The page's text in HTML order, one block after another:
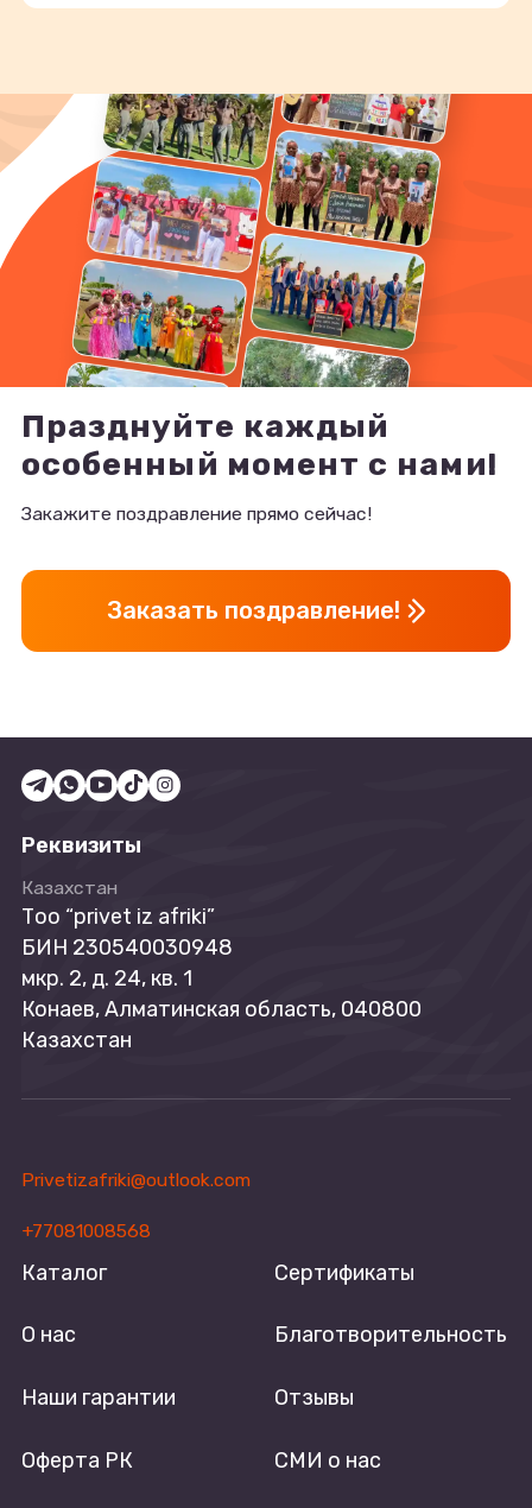
Празднуйте каждый
особенный момент с нами!
Закажите поздравление прямо сейчас!
Заказать поздравление!
Реквизиты
Казахстан
Tоо “privet iz afriki”
БИН 230540030948
мкр. 2, д. 24, кв. 1
Конаев, Алматинская область, 040800
Казахстан
Privetizafriki@outlook.com
+77081008568
Каталог Сертификаты
О нас Благотворительность
Наши гарантии Отзывы
Оферта РК СМИ о нас